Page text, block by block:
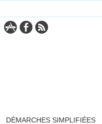
DÉMARCHES SIMPLIFIÉES